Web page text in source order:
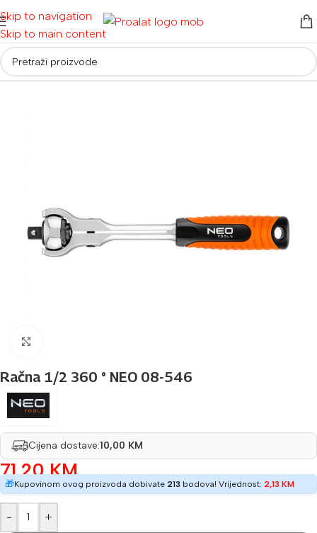
Skip to navigation
Skip to main content
Početna/ Auto i moto oprema
Račna 1/2 360 ° NEO 08-546
Cijena dostave:10,00 KM
71,20KM
🎁Kupovinom ovog proizvoda dobivate 213 bodova! Vrijednost: 2,13 KM
- +